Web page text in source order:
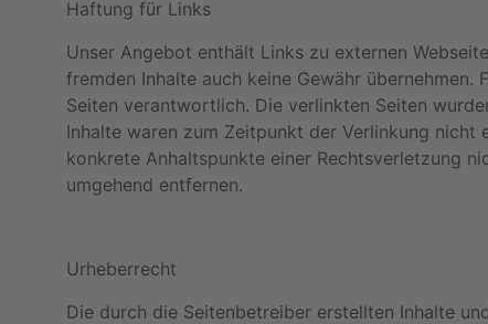
Haftung für Links
Unser Angebot enthält Links zu externen
fremden Inhalte auch keine Gewähr
Seiten verantwortlich. Die verlinkten Seiten
Inhalte waren zum Zeitpunkt der Verlinkung
konkrete Anhaltspunkte einer Rechtsverletzung
umgehend entfernen.
Urheberrecht
Die durch die Seitenbetreiber erstellten Inhalte